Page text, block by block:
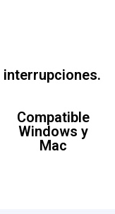
Compatible
Windows y
Mac